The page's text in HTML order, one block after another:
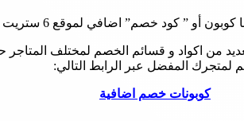
كوبون أو ” كود خصم” اضافي لموقع 6 ستريت
من اكواد و قسائم الخصم لمختلف
لمتجرك المفضل عبر الرابط التالي:
كوبونات خصم اضافية